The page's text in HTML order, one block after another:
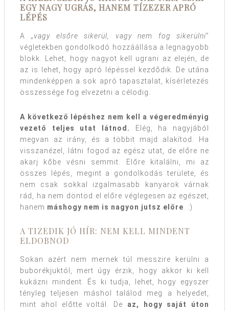
EGY NAGY UGRÁS, HANEM TÍZEZER APRÓ
LÉPÉS
A „vagy elsőre sikerül, vagy nem fog sikerülni”
végletekben gondolkodó hozzáállása a legnagyobb
blokk. Lehet, hogy nagyot kell ugrani az elején, de
az is lehet, hogy apró lépéssel kezdődik. De utána
mindenképpen a sok apró tapasztalat, kísérletezés
összessége fog elvezetni a célodig.
A következő lépéshez nem kell a végeredményig
vezető teljes utat látnod.
Elég, ha nagyjából
megvan az irány, és a többit majd alakítod. Ha
visszanézel, látni fogod az egész utat, de előre ne
akarj kőbe vésni semmit. Előre kitalálni, mi az
összes lépés, megint a gondolkodás területe, és
nem csak sokkal izgalmasabb kanyarok várnak
rád, ha nem döntöd el előre véglegesen az egészet,
hanem máshogy nem is nagyon jutsz előre. :)
A TIZEDIK JÓ HÍR: NEM KELL MINDENT
ELDOBNOD
Sokan azért nem mernek túl messzire kerülni a
buborékjuktól, mert úgy érzik, hogy akkor ki kell
kukázni mindent. És ki tudja, lehet, hogy egyszer
tényleg teljesen máshol találod meg a helyedet,
mint ahol előtte voltál. De az, hogy saját úton